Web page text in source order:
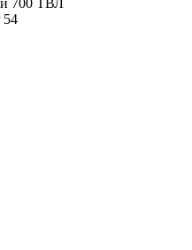
700 ТВЛ
54